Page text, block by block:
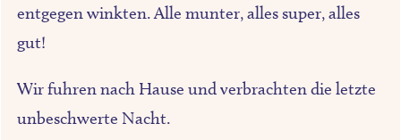
entgegen winkten. Alle munter, alles super, alles
gut!
Wir fuhren nach Hause und verbrachten die letzte
unbeschwerte Nacht.